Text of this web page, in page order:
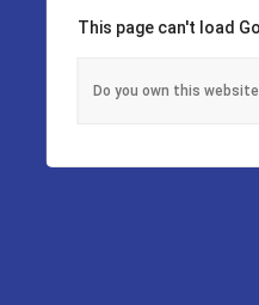
This page can't load
Do you own this